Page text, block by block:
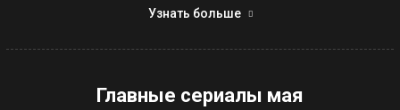
Узнать больше
Главные сериалы мая